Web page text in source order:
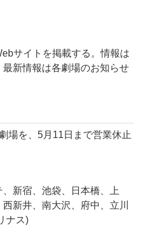
サイトを掲載する。情報は
新情報は各劇場のお知らせ
場を、5月11日まで営業休止
新宿、池袋、日本橋、上
新井、南大沢、府中、立川
ナス)